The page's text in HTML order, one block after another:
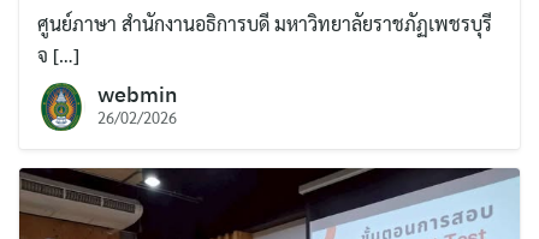
ศูนย์ภาษา สำนักงานอธิการบดี มหาวิทยาลัยราชภัฏเพชรบุรี
จ […]
webmin
26/02/2026